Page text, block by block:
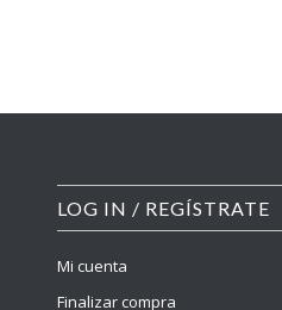
LOG IN / REGÍSTRATE
Mi cuenta
Finalizar compra